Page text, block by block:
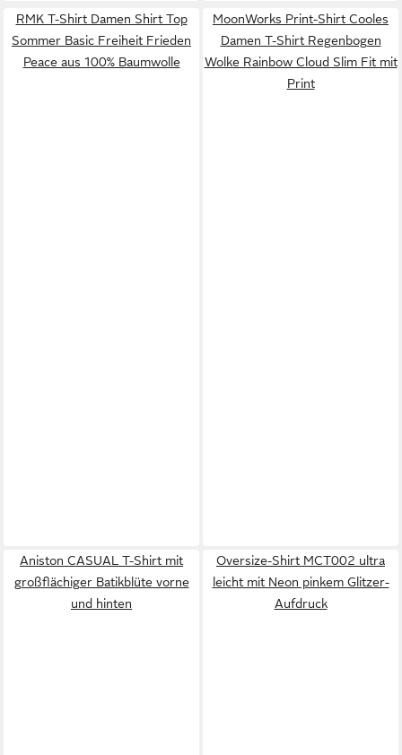
RMK T-Shirt Damen Shirt Top
Sommer Basic Freiheit Frieden
Peace aus 100% Baumwolle
MoonWorks Print-Shirt Cooles
Damen T-Shirt Regenbogen
Wolke Rainbow Cloud Slim Fit mit
Print
Aniston CASUAL T-Shirt mit
großflächiger Batikblüte vorne
und hinten
Oversize-Shirt MCT002 ultra
leicht mit Neon pinkem Glitzer-
Aufdruck